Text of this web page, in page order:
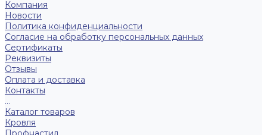
Компания
Новости
Политика конфиденциальности
Согласие на обработку персональных данных
Сертификаты
Реквизиты
Отзывы
Оплата и доставка
Контакты
...
Каталог товаров
Кровля